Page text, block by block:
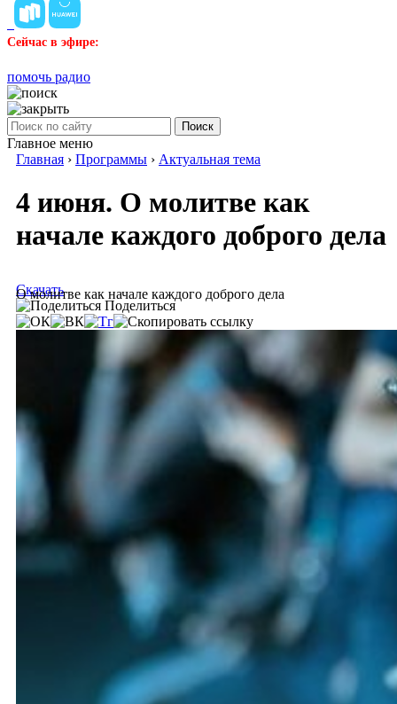
Сейчас в эфире:
помочь радио
Поиск
Главное меню
Главная › Программы › Актуальная тема
4 июня. О молитве как
начале каждого доброго дела
О молитве как начале каждого доброго дела
Скачать
Поделиться